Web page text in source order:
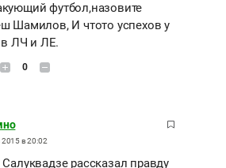
футбол,назовите
Шамилов, И чтото успехов у
в ЛЧ и ЛЕ.
0
2015 в 20:02
рассказал правду